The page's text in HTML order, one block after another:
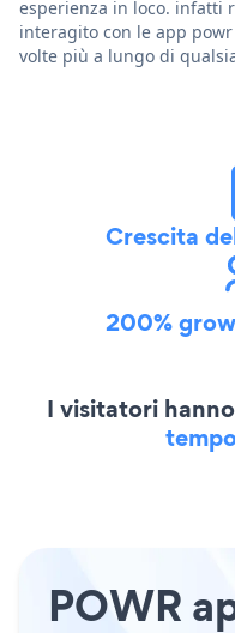
esperienza in loco. infatti
interagito con le app
volte più a lungo di
Crescita
200%
I visitatori
POWR